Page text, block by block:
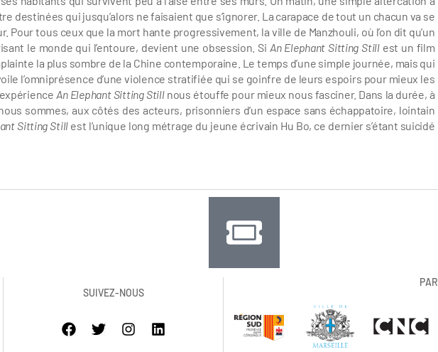
destinées qui jusqu’alors ne faisaient que s’ignorer. La carapace de tout un chacun va se
Pour tous ceux que la mort hante progressivement, la ville de Manzhouli, où l’on dit qu’un
le monde qui l’entoure, devient une obsession. Si An Elephant Sitting Stillest un film
la plus sombre de la Chine contemporaine. Le temps d’une simple journée, mais qui
l’omniprésence d’une violence stratifiée qui se goinfre de leurs espoirs pour mieux les
An Elephant Sitting Stillnous étouffe pour mieux nous fasciner. Dans la durée, à
sommes, aux côtés des acteurs, prisonniers d’un espace sans échappatoire, lointain
Sitting Stillest l’unique long métrage du jeune écrivain Hu Bo, ce dernier s’étant suicidé
SUIVEZ-NOUS